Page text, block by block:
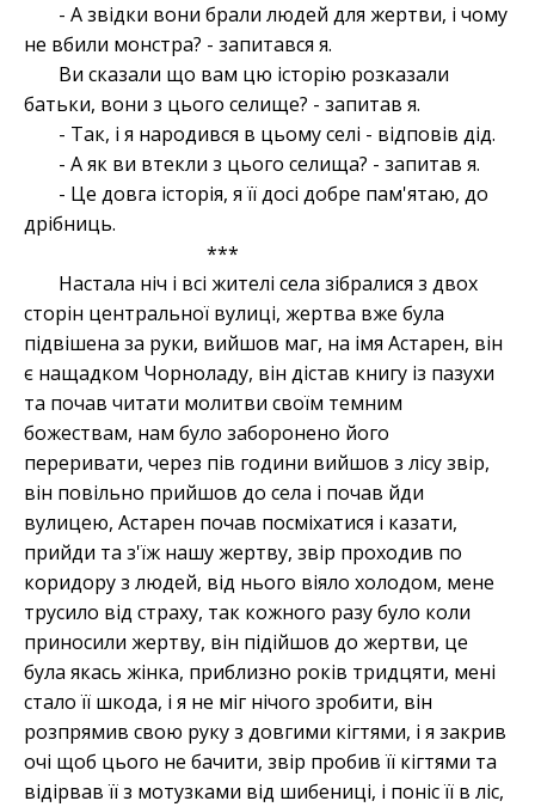
- А звідки вони брали людей для жертви, і чому
не вбили монстра? - запитався я.
Ви сказали що вам цю історію розказали
батьки, вони з цього селище? - запитав я.
- Так, і я народився в цьому селі - відповів дід.
- А як ви втекли з цього селища? - запитав я.
- Це довга історія, я її досі добре пам'ятаю, до
дрібниць.
***
Настала ніч і всі жителі села зібралися з двох
сторін центральної вулиці, жертва вже була
підвішена за руки, вийшов маг, на імя Астарен, він
є нащадком Чорноладу, він дістав книгу із пазухи
та почав читати молитви своїм темним
божествам, нам було заборонено його
переривати, через пів години вийшов з лісу звір,
він повільно прийшов до села і почав йди
вулицею, Астарен почав посміхатися і казати,
прийди та з'їж нашу жертву, звір проходив по
коридору з людей, від нього віяло холодом, мене
трусило від страху, так кожного разу було коли
приносили жертву, він підійшов до жертви, це
була якась жінка, приблизно років тридцяти, мені
стало її шкода, і я не міг нічого зробити, він
розпрямив свою руку з довгими кігтями, і я закрив
очі щоб цього не бачити, звір пробив її кігтями та
відірвав її з мотузками від шибениці, і поніс її в ліс,